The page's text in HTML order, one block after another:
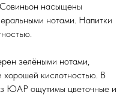
насыщены
нотами. Напитки
зелёными нотами,
кислотностью. В
ЮАР ощутимы цветочные и